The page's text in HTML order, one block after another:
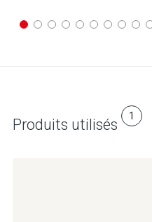
Produits utilisés 1